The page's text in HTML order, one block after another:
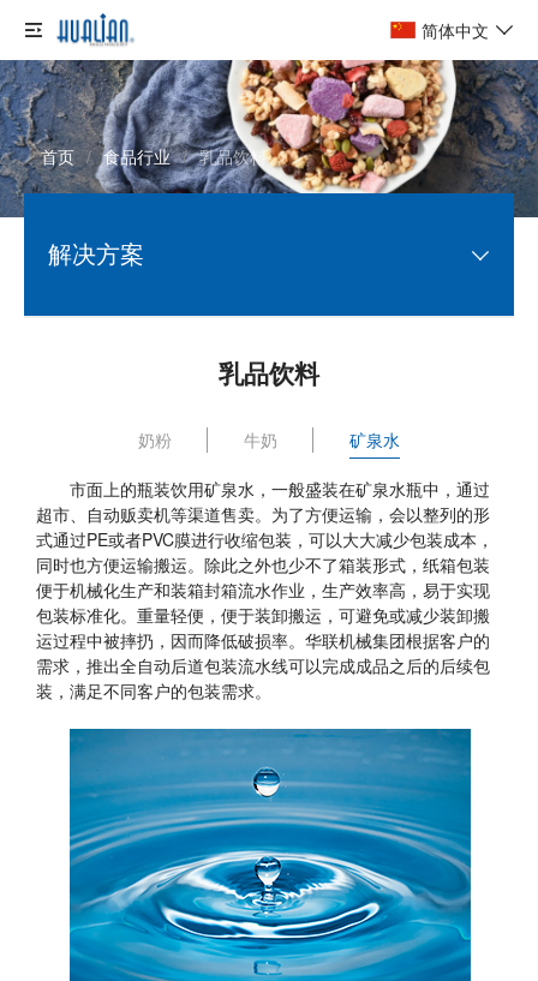
简体中文
首页 / 食品行业 / 乳品饮料
解决方案
食品行业
日化行业

电气行业

乳品饮料
奶粉 牛奶 矿泉水
市面上的瓶装饮用矿泉水，一般盛装在矿泉水瓶中，通过
超市、自动贩卖机等渠道售卖。为了方便运输，会以整列的形
式通过PE或者PVC膜进行收缩包装，可以大大减少包装成本，
同时也方便运输搬运。除此之外也少不了箱装形式，纸箱包装
便于机械化生产和装箱封箱流水作业，生产效率高，易于实现
包装标准化。重量轻便，便于装卸搬运，可避免或减少装卸搬
运过程中被摔扔，因而降低破损率。华联机械集团根据客户的
需求，推出全自动后道包装流水线可以完成成品之后的后续包
装，满足不同客户的包装需求。